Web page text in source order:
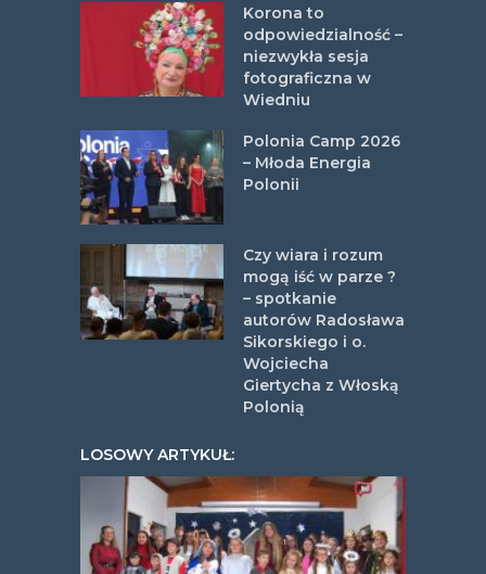
Korona to
odpowiedzialność –
niezwykła sesja
fotograficzna w
Wiedniu
Polonia Camp 2026
– Młoda Energia
Polonii
Czy wiara i rozum
mogą iść w parze ?
– spotkanie
autorów Radosława
Sikorskiego i o.
Wojciecha
Giertycha z Włoską
Polonią
LOSOWY ARTYKUŁ: